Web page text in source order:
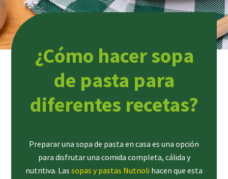
¿Cómo hacer sopa
de pasta para
diferentes recetas?
Preparar una sopa de pasta en casa es una opción
para disfrutar una comida completa, cálida y
nutritiva. Las sopas y pastas Nutrioli hacen que esta